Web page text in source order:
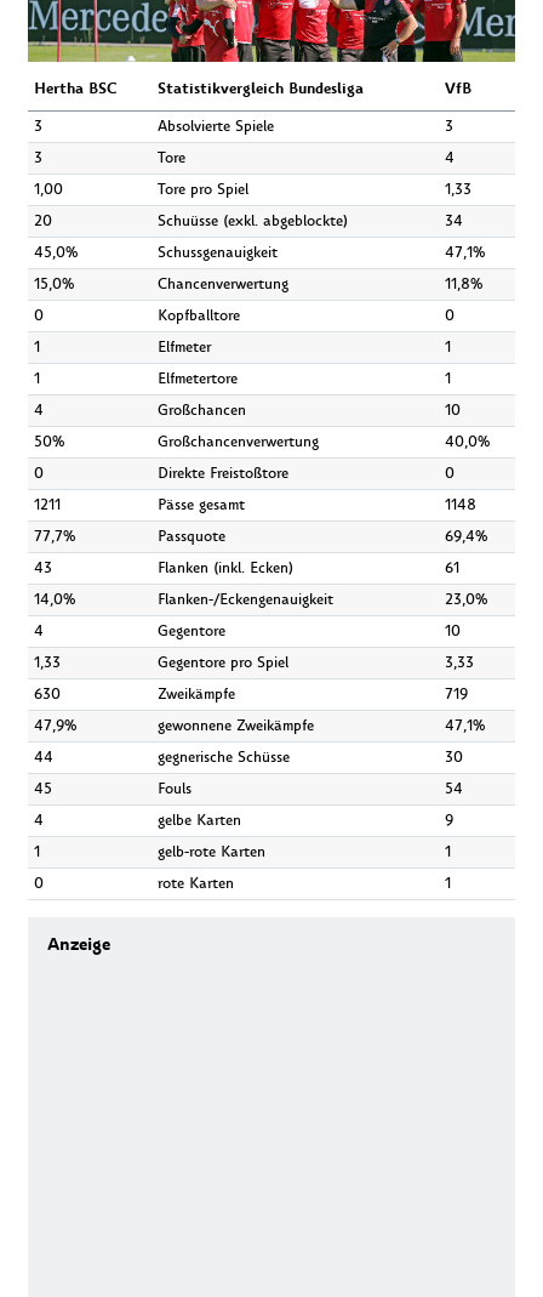
Hertha BSC Statistikvergleich Bundesliga VfB
3 Absolvierte Spiele
3
3
Tore
4
1,00
Tore pro Spiel
1,33
20
Schuüsse (exkl. abgeblockte)
34
45,0%
Schussgenauigkeit
47,1%
15,0%
Chancenverwertung
11,8%
0
Kopfballtore
0
1
Elfmeter
1
1
Elfmetertore
1
4
Großchancen
10
50%
Großchancenverwertung
40,0%
0
Direkte Freistoßtore
0
1211
Pässe gesamt
1148
77,7%
Passquote
69,4%
43
Flanken (inkl. Ecken)
61
14,0%
Flanken-/Eckengenauigkeit
23,0%
4
Gegentore
10
1,33
Gegentore pro Spiel
3,33
630
Zweikämpfe
719
47,9%
gewonnene Zweikämpfe
47,1%
44
gegnerische Schüsse
30
45
Fouls
54
4
gelbe Karten
9
1
gelb-rote Karten
1
0
rote Karten 1